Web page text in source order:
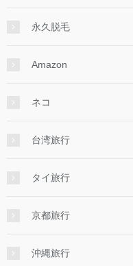
永久脱毛
Amazon
ネコ
台湾旅行
タイ旅行
京都旅行
沖縄旅行